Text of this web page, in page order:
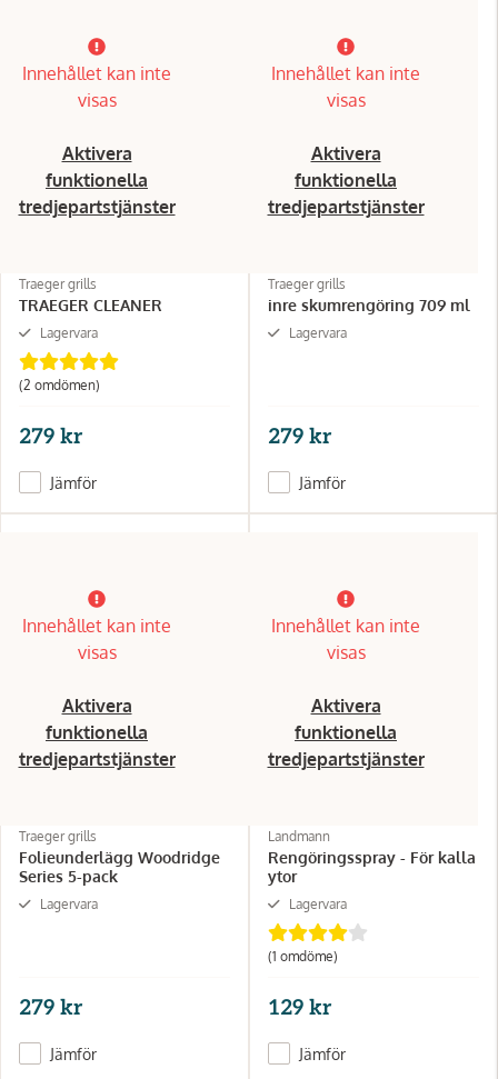
Innehållet kan inte
visas
Aktivera
funktionella
tredjepartstjänster
Traeger grills
TRAEGER CLEANER
Lagervara
(2 omdömen)
279 kr
Jämför
Innehållet kan inte
visas
Aktivera
funktionella
tredjepartstjänster
Traeger grills
inre skumrengöring 709 ml
Lagervara
279 kr
Jämför
Innehållet kan inte
visas
Aktivera
funktionella
tredjepartstjänster
Traeger grills
Folieunderlägg Woodridge
Series 5-pack
Lagervara
279 kr
Jämför
Innehållet kan inte
visas
Aktivera
funktionella
tredjepartstjänster
Landmann
Rengöringsspray - För kalla
ytor
Lagervara
(1 omdöme)
129 kr
Jämför